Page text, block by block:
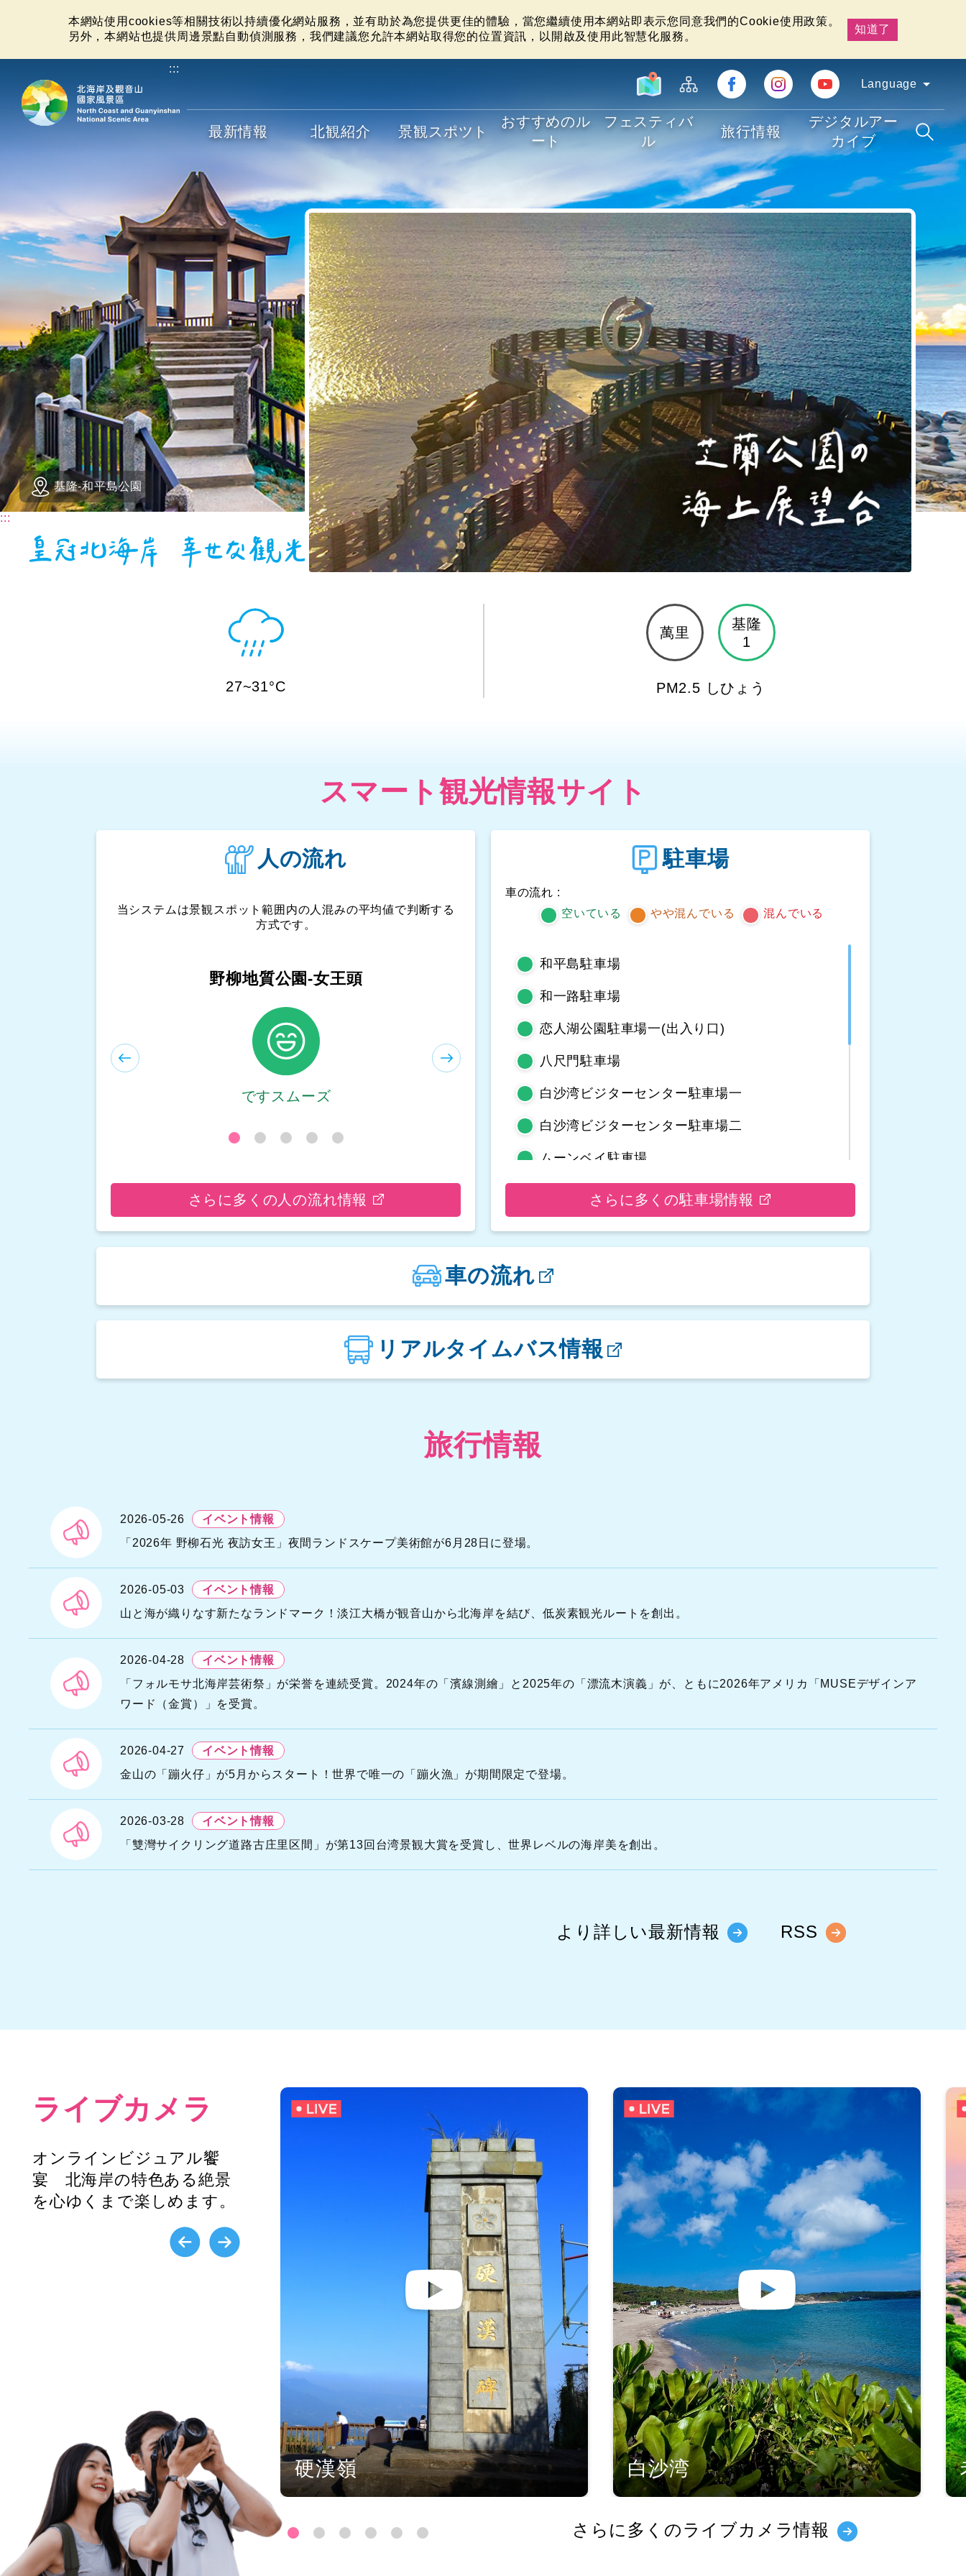
本網站使用cookies等相關技術以持續優化網站服務，並有助於為您提供更佳的體驗，當您繼續使用本網站即表示您同意我們的Cookie使用政策。
另外，本網站也提供周邊景點自動偵測服務，我們建議您允許本網站取得您的位置資訊，以開啟及使用此智慧化服務。
知道了
R
C
O
N
D
G
U
N
Y
S
HAN
:::
Language
最新情報 北観紹介 景観スポツト
おすすめのル
ート
フェスティバ
ル
旅行情報
デジタルアー
カイブ
基隆-和平島公園
:::
27~31°C
萬里
基隆
1
PM2.5 しひょう
スマート観光情報サイト
人の流れ
当システムは景観スポット範囲内の人混みの平均値で判断する
方式です。
和平島公園-等嶼亭
ですスムーズ
さらに多くの人の流れ情報
駐車場
車の流れ :
空いている
やや混んでいる 混んでいる
和平島駐車場
和一路駐車場
恋人湖公園駐車場一(出入り口)
八尺門駐車場
白沙湾ビジターセンター駐車場一
白沙湾ビジターセンター駐車場二
ムーンベイ駐車場
野柳地質公園駐車場
観音山遊客中心駐車場一
楓櫃斗湖駐車場
翡翠湾駐車場
金山立体駐車場
さらに多くの駐車場情報
車の流れ
リアルタイムバス情報
旅行情報
2026-05-26
イベント情報
「2026年 野柳石光 夜訪女王」夜間ランドスケープ美術館が6月28日に登場。
2026-05-03
イベント情報
山と海が織りなす新たなランドマーク！淡江大橋が観音山から北海岸を結び、低炭素観光ルートを創出。
2026-04-28
イベント情報
「フォルモサ北海岸芸術祭」が栄誉を連続受賞。2024年の「濱線測繪」と2025年の「漂流木演義」が、ともに2026年アメリカ「MUSEデザインア
ワード（金賞）」を受賞。
2026-04-27
イベント情報
金山の「蹦火仔」が5月からスタート！世界で唯一の「蹦火漁」が期間限定で登場。
2026-03-28
イベント情報
「雙灣サイクリング道路古庄里区間」が第13回台湾景観大賞を受賞し、世界レベルの海岸美を創出。
より詳しい最新情報 RSS
ライブカメラ
オンラインビジュアル饗
宴 北海岸の特色ある絶景
を心ゆくまで楽しめます。
地質公園 硬漢嶺 白沙湾
さらに多くのライブカメラ情報